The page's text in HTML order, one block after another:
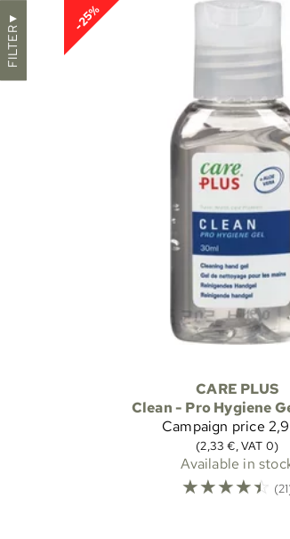
FILTER
▼ -25%
CARE PLUS
Clean - Pro Hygiene
Campaign price
(2,33 €, VAT 0)
Available in
☆☆☆☆☆